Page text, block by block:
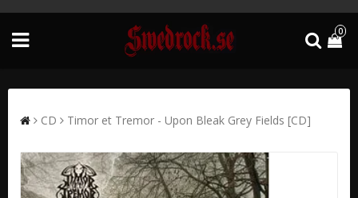
0
CD Timor et Tremor - Upon Bleak Grey Fields [CD]